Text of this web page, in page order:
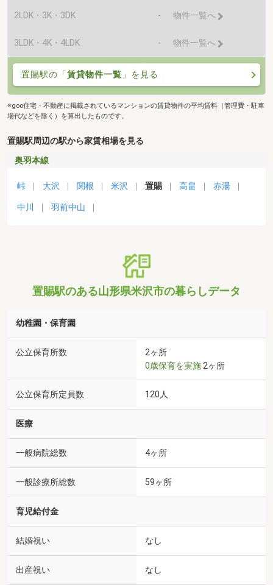
2LDK・3K・3DK - 物件一覧へ
3LDK・4K・4LDK - 物件一覧へ
置賜駅の「賃貸物件一覧 」を見る
※goo住宅・不動産に掲載されているマンションの賃貸物件の平均賃料（管理費・駐車
場代などを除く）を算出したものです。
置賜駅周辺の駅から家賃相場を見る
奥羽本線
峠 大沢 関根 米沢 置賜 高畠 赤湯
中川 羽前中山
置賜駅のある山形県米沢市の暮らしデータ
幼稚園・保育園
公立保育所数
2ヶ所
0歳保育を実施 2ヶ所
公立保育所定員数 120人
医療
一般病院総数 4ヶ所
一般診療所総数 59ヶ所
育児給付金
結婚祝い なし
出産祝い なし